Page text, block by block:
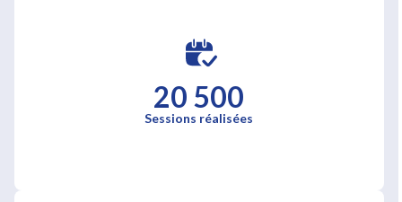
20 500
Sessions réalisées